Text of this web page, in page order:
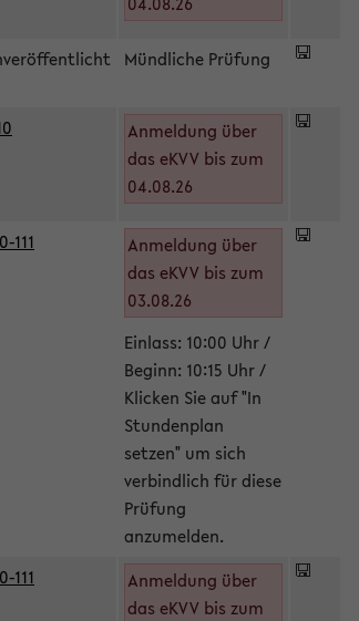
Mündliche Prüfung
Anmeldung über
das eKVV bis zum
04.08.26
111
Anmeldung über
das eKVV bis zum
03.08.26
Einlass: 10:00 Uhr /
Beginn: 10:15 Uhr /
Klicken Sie auf "In
Stundenplan
setzen" um sich
verbindlich für diese
Prüfung
anzumelden.
111
Anmeldung über
das eKVV bis zum